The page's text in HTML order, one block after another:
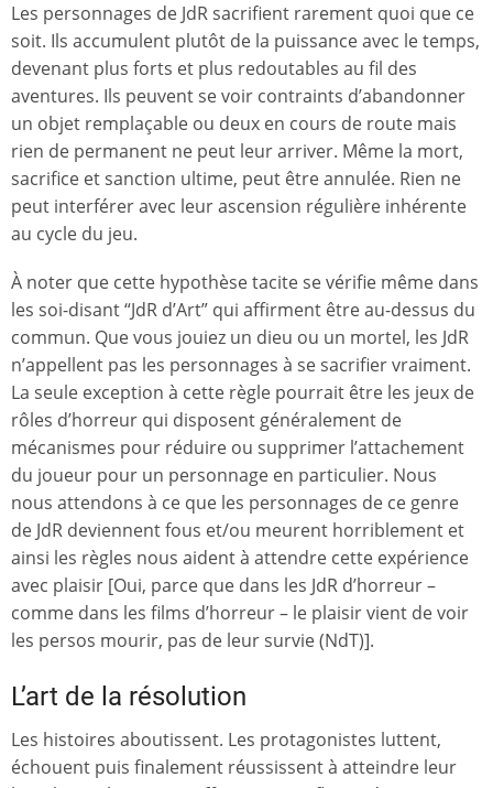
Les personnages de JdR sacrifient rarement quoi que ce
soit. Ils accumulent plutôt de la puissance avec le temps,
devenant plus forts et plus redoutables au fil des
aventures. Ils peuvent se voir contraints d’abandonner
un objet remplaçable ou deux en cours de route mais
rien de permanent ne peut leur arriver. Même la mort,
sacrifice et sanction ultime, peut être annulée. Rien ne
peut interférer avec leur ascension régulière inhérente
au cycle du jeu.
À noter que cette hypothèse tacite se vérifie même dans
les soi-disant “JdR d’Art” qui affirment être au-dessus du
commun. Que vous jouiez un dieu ou un mortel, les JdR
n’appellent pas les personnages à se sacrifier vraiment.
La seule exception à cette règle pourrait être les jeux de
rôles d’horreur qui disposent généralement de
mécanismes pour réduire ou supprimer l’attachement
du joueur pour un personnage en particulier. Nous
nous attendons à ce que les personnages de ce genre
de JdR deviennent fous et/ou meurent horriblement et
ainsi les règles nous aident à attendre cette expérience
avec plaisir [Oui, parce que dans les JdR d’horreur –
comme dans les films d’horreur – le plaisir vient de voir
les persos mourir, pas de leur survie (NdT)].
L’art de la résolution
Les histoires aboutissent. Les protagonistes luttent,
échouent puis finalement réussissent à atteindre leur